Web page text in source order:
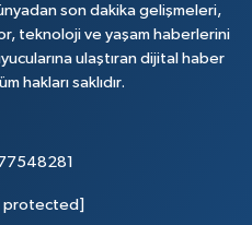
son dakika gelişmeleri,
teknoloji ve yaşam haberlerini
ulaştıran dijital haber
hakları saklıdır.
protected]